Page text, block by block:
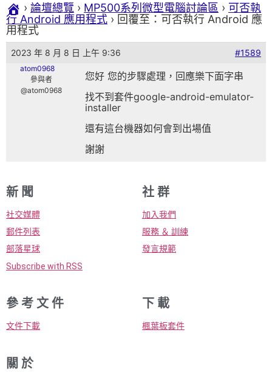
› 論壇總覽 › MP500系列微型電腦討論區 › 可否執
行 Android 應用程式 › 回覆至：可否執行 Android 應
用程式
2023 年 8 月 8 日 上午 9:36 #1589
atom0968
參與者
@atom0968
您好 您的步驟處理，回應樂下面字串
找不到套件google-android-emulator-
installer
還有這台機器如何會到出場值
謝謝
新 聞
社交媒體
郵件列表
部落星球
Subscribe with RSS
社 群
加入我們
服務 ＆ 訓練
發言規範
參 考 文 件
文件下載
下 載
楓葉板套件
關 於